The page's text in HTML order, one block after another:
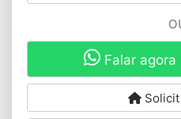
Falar